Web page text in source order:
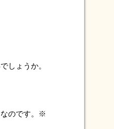
しょうか。
なのです。※